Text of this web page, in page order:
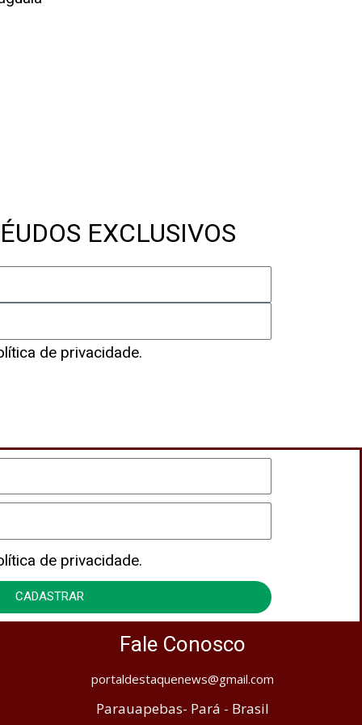
EXCLUSIVOS
de privacidade.
de privacidade.
CADASTRAR
Fale Conosco
portaldestaquenews@gmail.com
Parauapebas- Pará - Brasil